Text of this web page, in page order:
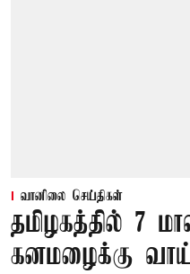
வானிலை செய்திகள்
தமிழகத்தில் 7
கனமழைக்கு